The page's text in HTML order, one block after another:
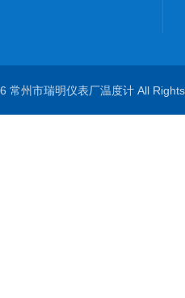
常州市瑞明仪表厂温度计 All